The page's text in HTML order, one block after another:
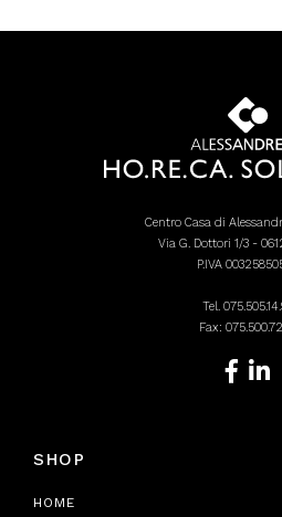
Centro Casa di
Via G. Dottori 1/3 -
P.IVA
Tel.
Fax:
SHOP
HOME